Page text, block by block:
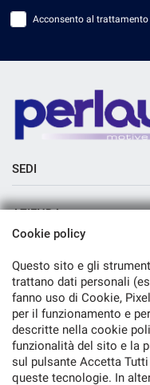
Acconsento al
SEDI
AZIENDA
Contatti
Cookie policy
Questo sito e gli
trattano dati personali
fanno uso di Cookie,
per il funzionamento e
descritte nella cookie
funzionalità del sito e la
sul pulsante Accetta
queste tecnologie. In